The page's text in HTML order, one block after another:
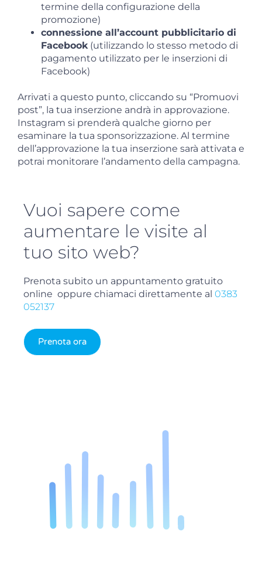
termine della configurazione della
promozione)
connessione all’account pubblicitario di
Facebook(utilizzando lo stesso metodo di
pagamento utilizzato per le inserzioni di
Facebook)
Arrivati a questo punto, cliccando su “Promuovi
post”, la tua inserzione andrà in approvazione.
Instagram si prenderà qualche giorno per
esaminare la tua sponsorizzazione. Al termine
dell’approvazione la tua inserzione sarà attivata e
potrai monitorare l’andamento della campagna.
Vuoi sapere come
aumentare le visite al
tuo sito web?
Prenota subito un appuntamento gratuito
online oppure chiamaci direttamente al 0383
052137
Prenota ora